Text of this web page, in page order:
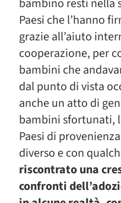
bambino resti nella
Paesi che l’hanno
grazie all’aiuto
cooperazione, per
bambini che
dal punto di vista
anche un atto di
bambini sfortunati,
Paesi di
diverso e con
riscontrato una
confronti